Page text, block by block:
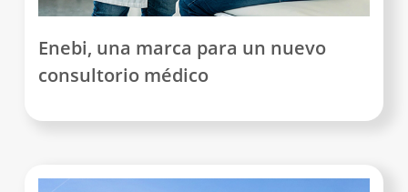
Enebi, una marca para un nuevo
consultorio médico